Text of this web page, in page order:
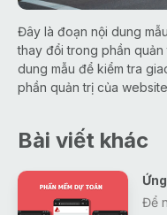
Đây là đoạn nội dung
thay đổi trong phần
dung mẫu để kiểm tra
phần quản trị của
Bài viết khác
Để